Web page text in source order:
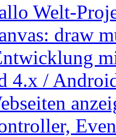
Welt-
draw
4.x /